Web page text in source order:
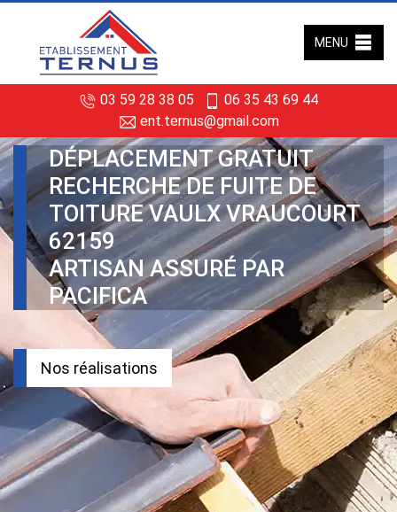
03 59 28 38 05
06 35 43 69 44
ent.ternus@gmail.com
MENU
DÉPLACEMENT GRATUIT
RECHERCHE DE FUITE DE
TOITURE VAULX VRAUCOURT
62159
ARTISAN ASSURÉ PAR
PACIFICA
Nos réalisations